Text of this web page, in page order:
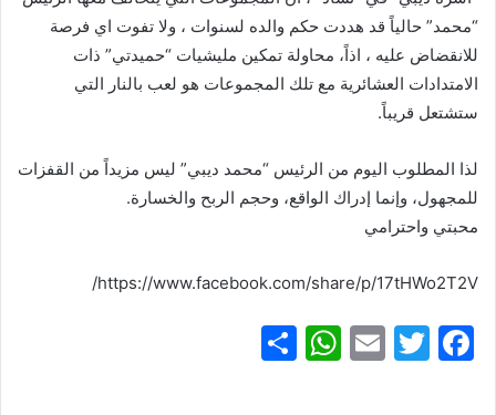
“محمد” حالياً قد هددت حكم والده لسنوات ، ولا تفوت اي فرصة
للانقضاض عليه ، اذاً، محاولة تمكين مليشيات “حميدتي” ذات
الامتدادات العشائرية مع تلك المجموعات هو لعب بالنار التي
ستشتعل قريباً.
لذا المطلوب اليوم من الرئيس “محمد ديبي” ليس مزيداً من القفزات
للمجهول، وإنما إدراك الواقع، وحجم الربح والخسارة.
محبتي واحترامي
https://www.facebook.com/share/p/17tHWo2T2V/
F
T
E
W